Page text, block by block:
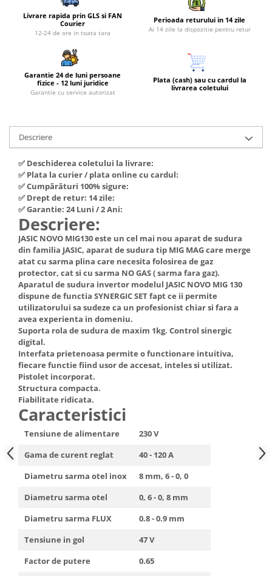
Piese si consumabile pentru
MOTOCOSITORI
Plantatoare + Semanatori
Scarificatoare
Sere si solarii
Tocatoare fan, crengi, tulpini
Fierastraie electrice
Freze de zapada
Freze si carote
Generatoare
Lampi solare
Malaxoare
Macarale si electopalane
Masini de tencuit
Masini de taiat placi ceramice /
gresie / faianta / parchet
Masini de canelat
Menghine
Motoare termice
Motoare electrice
Nivela de masurat
Pistoale de impact electrice si
pneumatice
Pistoale de vopsit
Prelungitoare
Polizoare electrice de banc si
unghiulare
Rindele si freze pentru lemn
pornire
Suflante cu aer cald
Scari metalice
Strungurii
Scule cu acumulator
Convectoare
Purificatoare aer
Tunuri de caldura
Ventilatoare
Deshidratoare
Dozatoare de apa
Espressoare, cafetiere si rasnite
Fiare de calcat / Mese pentru
calcat
Forme de prajituri
Hote
Hote Decorative
Hote Telescopice
Hote Traditionale
Hote Incorporabile
Hote Country
Hote Insula
Hote Cupolare
Accesorii, consumabile hote
Masini de tocat carne
Masini de carnati ( CARNATARI )
Masini de spalat vase
Masini de spalat vase incorporabile
independente
Masini de spalat rufe
Masini de spalat rufe incorporabile
Masini de spalat rufe cu uscator
Livrare rapida prin GLS si FAN
Courier
12-24 de ore in toata tara
Perioada returului in 14 zile
Ai 14 zile la dispozitie pentru retur
Garantie 24 de luni persoane
fizice - 12 luni juridice
Garantie cu service autorizat
Plata (cash) sau cu cardul la
livrarea coletului
Descriere
✅ Deschiderea coletului la livrare:
✅ Plata la curier / plata online cu cardul:
✅ Cumpărături 100% sigure:
✅ Drept de retur: 14 zile:
✅ Garantie: 24 Luni / 2 Ani:
Descriere:
JASIC NOVO MIG130 este un cel mai nou aparat de sudura
din familia JASIC, aparat de sudura tip MIG MAG care merge
atat cu sarma plina care necesita folosirea de gaz
protector, cat si cu sarma NO GAS ( sarma fara gaz).
Aparatul de sudura invertor modelul JASIC NOVO MIG 130
dispune de functia SYNERGIC SET fapt ce ii permite
utilizatorului sa sudeze ca un profesionist chiar si fara a
avea experienta in domeniu.
Suporta rola de sudura de maxim 1kg. Control sinergic
digital.
Interfata prietenoasa permite o functionare intuitiva,
fiecare functie fiind usor de accesat, inteles si utilizat.
Pistolet incorporat.
Structura compacta.
Fiabilitate ridicata.
Caracteristici
Tensiune de alimentare
230 V
Gama de curent reglat
40 - 120 A
Diametru sarma otel inox
8 mm, 6 - 0, 0
Diametru sarma otel
0, 6 - 0, 8 mm
Diametru sarma FLUX
0.8 - 0.9 mm
Tensiune in gol
47 V
Factor de putere
0.65